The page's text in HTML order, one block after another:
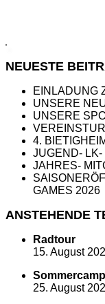
NEUESTE
EINLADUNG
UNSERE
UNSERE
4.
JUGEND-
JAHRES-
GAMES 2026
ANSTEHENDE
Radtour
15. August
25. August